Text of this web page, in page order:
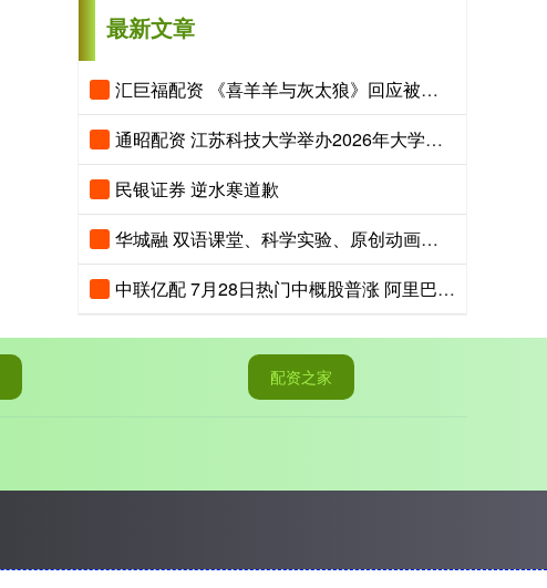
最新文章
汇巨福配资 《喜羊羊与灰太狼》回应被指擦边
通昭配资 江苏科技大学举办2026年大学生江豚保护夏令营
民银证券 逆水寒道歉
华城融 双语课堂、科学实验、原创动画齐上阵，京港地铁安全课堂趣味开讲
中联亿配 7月28日热门中概股普涨 阿里巴巴涨2.56%，拼多多涨2.65%
配资之家